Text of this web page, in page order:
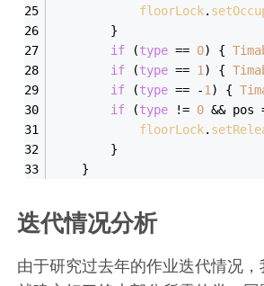
floorLock.
        }
if (type == 0) {
if (type == 1 ) {
if (type == -1 ) {
if (type != 0 && pos
floorLock.
        }
    }
迭代情况分析
由于研究过去年的作业迭代情况